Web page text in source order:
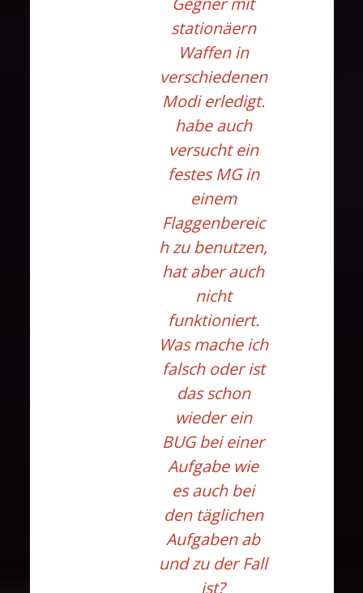
stationäern
Waffen in
verschiedenen
Modi erledigt.
habe auch
versucht ein
festes MG in
einem
Flaggenbereic
h zu benutzen,
hat aber auch
nicht
funktioniert.
Was mache ich
falsch oder ist
das schon
wieder ein
BUG bei einer
Aufgabe wie
es auch bei
den täglichen
Aufgaben ab
und zu der Fall
ist?